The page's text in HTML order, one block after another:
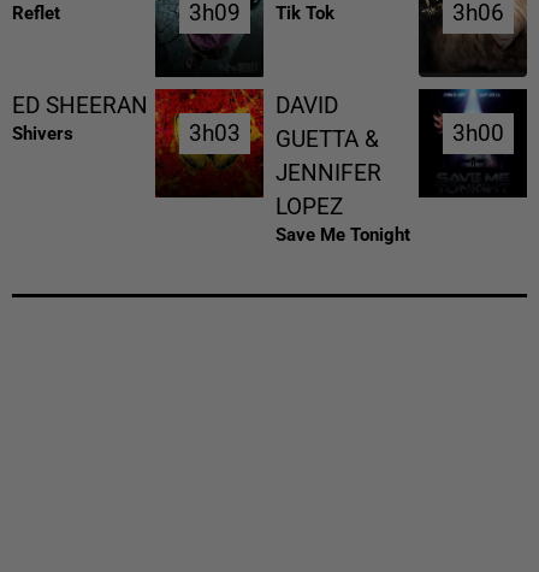
Reflet 3h09
3h09 Tik Tok 3h06
3h06
ED SHEERAN
Shivers 3h03
3h03
DAVID
GUETTA &
JENNIFER
LOPEZ
Save Me Tonight
3h00
3h00